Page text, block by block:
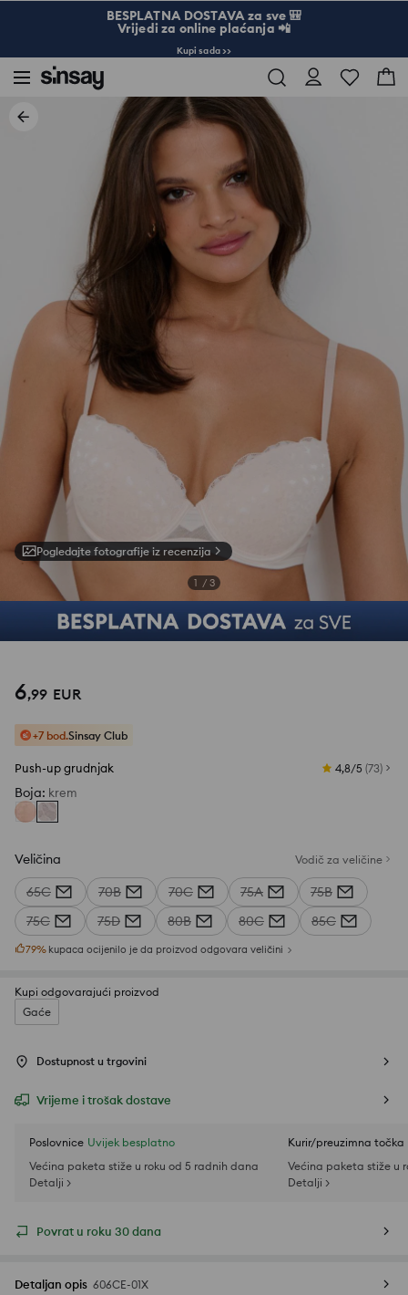
BESPLATNA DOSTAVA za sve 🎒
Vrijedi za online plaćanja 📲
Kupi sada >>
Pogledajte fotografije iz recenzija
1 / 3
6,99 EUR
+7 bod.Sinsay Club
Push-up grudnjak 4,8/5 (73)
Boja: krem
Veličina Vodič za veličine
65C 70B 70C 75A
75B
75C
75D 80B 80C 85C
79% kupaca ocijenilo je da proizvod odgovara veličini
Kupi odgovarajući proizvod
Gaće
Dostupnost u trgovini
Vrijeme i trošak dostave
Poslovnice Uvijek besplatno
Većina paketa stiže u roku od 5 radnih dana
Detalji >
Kurir/preuzimna točka
Većina paketa stiže u
Detalji >
Povrat u roku 30 dana
Detaljan opis 606CE-01X